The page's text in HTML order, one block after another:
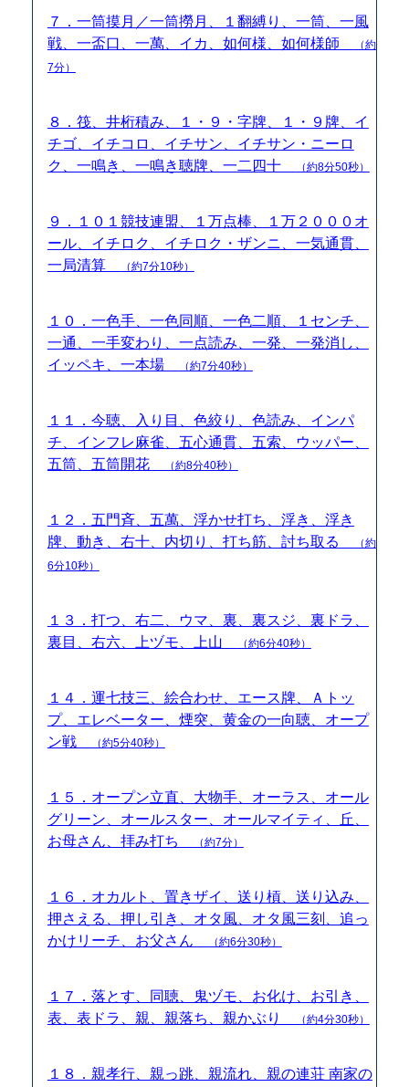
７．一筒摸月／一筒撈月、１翻縛り、一筒、一風
戦、一盃口、一萬、イカ、如何様、如何様師
（約
7分）
８．筏、井桁積み、１・９・字牌、１・９牌、イ
チゴ、イチコロ、イチサン、イチサン・ニーロ
ク、一鳴き、一鳴き聴牌、一二四十
（約8分50秒）
９．１０１競技連盟、１万点棒、１万２０００オ
ール、イチロク、イチロク・ザンニ、一気通貫、
一局清算
（約7分10秒）
１０．一色手、一色同順、一色二順、１センチ、
一通、一手変わり、一点読み、一発、一発消し、
イッペキ、一本場
（約7分40秒）
１１．今聴、入り目、色絞り、色読み、インパ
チ、インフレ麻雀、五心通貫、五索、ウッパー、
五筒、五筒開花
（約8分40秒）
１２．五門斉、五萬、浮かせ打ち、浮き、浮き
牌、動き、右十、内切り、打ち筋、討ち取る
（約
6分10秒）
１３．打つ、右二、ウマ、裏、裏スジ、裏ドラ、
裏目、右六、上ヅモ、上山
（約6分40秒）
１４．運七技三、絵合わせ、エース牌、Ａトッ
プ、エレベーター、煙突、黄金の一向聴、オープ
ン戦
（約5分40秒）
１５．オープン立直、大物手、オーラス、オール
グリーン、オールスター、オールマイティ、丘、
お母さん、拝み打ち
（約7分）
１６．オカルト、置きザイ、送り槓、送り込み、
押さえる、押し引き、オタ風、オタ風三刻、追っ
かけリーチ、お父さん
（約6分30秒）
１７．落とす、同聴、鬼ヅモ、お化け、お引き、
表、表ドラ、親、親落ち、親かぶり
（約4分30秒）
１８．親孝行、親っ跳、親流れ、親の連荘 南家の